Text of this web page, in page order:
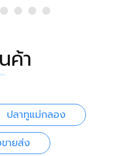
ค้า
ปลาทูแม่กลอง
ายส่ง